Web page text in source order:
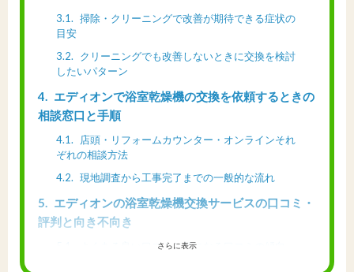
3.1
掃除・クリーニングで改善が期待できる症状の
目安
3.2
クリーニングでも改善しないときに交換を検討
したいパターン
4
エディオンで浴室乾燥機の交換を依頼するときの
相談窓口と手順
4.1
店頭・リフォームカウンター・オンラインそれ
ぞれの相談方法
4.2
現地調査から工事完了までの一般的な流れ
5
エディオンの浴室乾燥機交換サービスの口コミ・
評判と向き不向き
よくある良い口コミと気になる口コミの傾向
さらに表示